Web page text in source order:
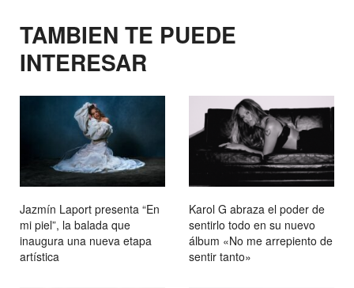
TAMBIEN TE PUEDE
INTERESAR
Jazmín Laport presenta “En
mi piel”, la balada que
inaugura una nueva etapa
artística
Karol G abraza el poder de
sentirlo todo en su nuevo
álbum «No me arrepiento de
sentir tanto»